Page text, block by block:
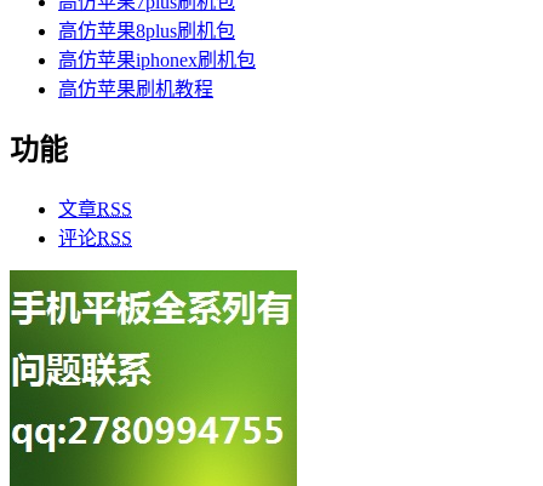
高仿苹果8plus刷机包
高仿苹果iphonex刷机包
高仿苹果刷机教程
功能
文章RSS
评论RSS